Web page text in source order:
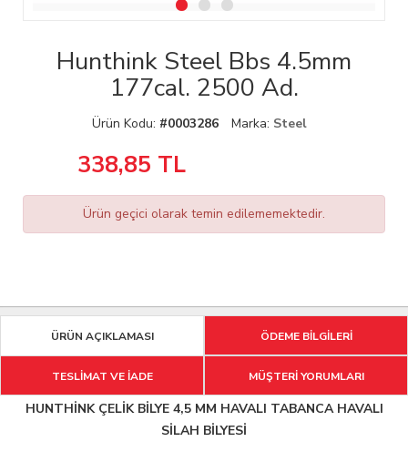
Hunthink Steel Bbs 4.5mm
177cal. 2500 Ad.
Ürün Kodu: #0003286 Marka: Steel
338,85 TL
Ürün geçici olarak temin edilememektedir.
ÜRÜN AÇIKLAMASI ÖDEME BİLGİLERİ
TESLİMAT VE İADE MÜŞTERİ YORUMLARI
HUNTHİNK ÇELİK BİLYE 4,5 MM HAVALI TABANCA HAVALI
SİLAH BİLYESİ